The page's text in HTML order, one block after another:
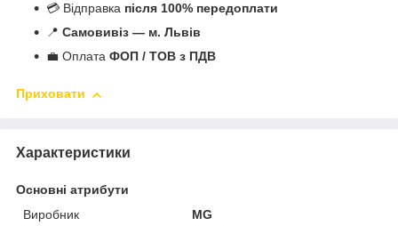
💳 Відправка після 100% передоплати
📍 Самовивіз — м. Львів
💼 Оплата ФОП / ТОВ з ПДВ
Приховати
Характеристики
Основні атрибути
Виробник
MG